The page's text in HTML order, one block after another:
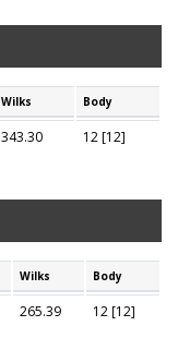
Wilks Body
343.30 12 [12]
Wilks Body
265.39 12 [12]